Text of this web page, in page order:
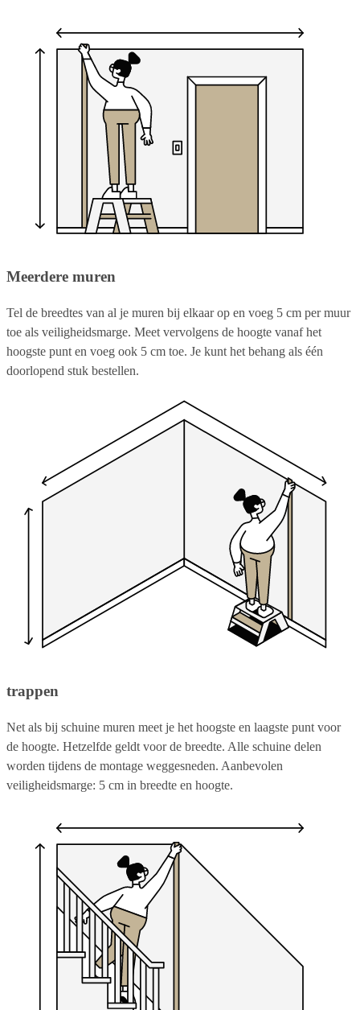
Meerdere muren
Tel de breedtes van al je muren bij elkaar op en voeg 5 cm per muur
toe als veiligheidsmarge. Meet vervolgens de hoogte vanaf het
hoogste punt en voeg ook 5 cm toe. Je kunt het behang als één
doorlopend stuk bestellen.
trappen
Net als bij schuine muren meet je het hoogste en laagste punt voor
de hoogte. Hetzelfde geldt voor de breedte. Alle schuine delen
worden tijdens de montage weggesneden. Aanbevolen
veiligheidsmarge: 5 cm in breedte en hoogte.